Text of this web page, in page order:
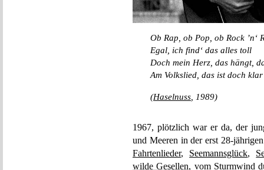
Ob Rap, ob Pop, ob Rock ’n‘
Egal, ich find‘ das alles toll
Doch mein Herz, das hängt,
Am Volkslied, das ist doch klar
(Haselnuss , 1989)
1967, plötzlich war er da, der
und Meeren in der erst 28-
Fahrtenlieder, Seemannsglück,
wilde Gesellen, vom Sturmwind